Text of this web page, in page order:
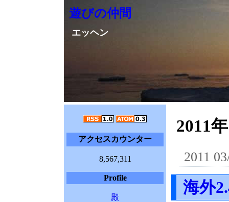
遊びの仲間
エッヘン
アクセスカウンター
8,567,311
Profile
殿
2011
2011
海外